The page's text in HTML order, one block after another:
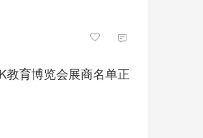
教育博览会展商名单正